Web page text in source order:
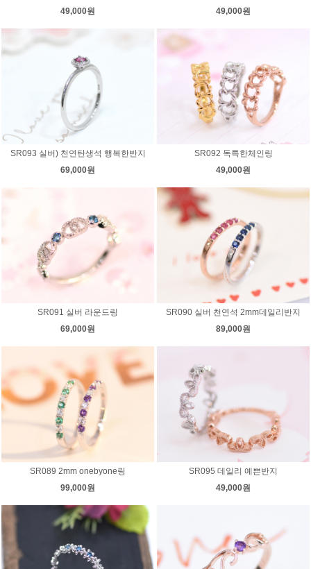
49,000원
49,000원
SR093 실버) 천연탄생석 행복한반지
69,000원
SR092 독특한체인링
49,000원
SR091 실버 라운드링
69,000원
SR090 실버 천연석 2mm데일리반지
89,000원
SR089 2mm onebyone링
99,000원
SR095 데일리 예쁜반지
49,000원